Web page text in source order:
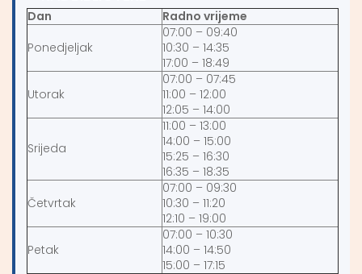
Dan
Radno vrijeme
Ponedjeljak
07:00 – 09:40
10:30 – 14:35
17:00 – 18:49
Utorak
07:00 – 07:45
11:00 – 12:00
12:05 – 14:00
Srijeda
11:00 – 13:00
14:00 – 15:00
15:25 – 16:30
16:35 – 18:35
Četvrtak
07:00 – 09:30
10:30 – 11:20
12:10 – 19:00
Petak
07:00 – 10:30
14:00 – 14:50
15:00 – 17:15